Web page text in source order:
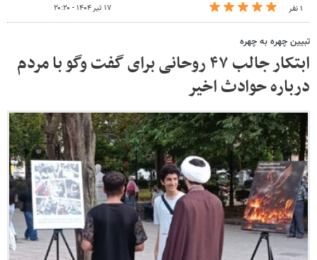
۱ نفر ۱۷ تیر ۱۴۰۴ - ۲۰:۲۰
تبیین چهره به چهره
ابتکار جالب ۴۷ روحانی برای گفت وگو با مردم
درباره حوادث اخیر